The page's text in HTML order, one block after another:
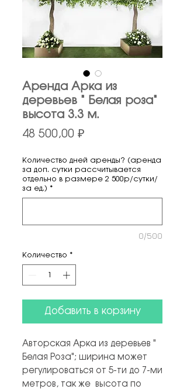
Аренда Арка из
деревьев " Белая роза"
высота 3.3 м.
48 500,00 ₽
Количество дней аренды? (аренда
за доп. сутки рассчитывается
отдельно в размере 2 500р/сутки/
за ед.) *
0/500
Количество *
Добавить в корзину
Авторская Арка из деревьев "
Белая Роза"; ширина может
регулироваться от 5-ти до 7-ми
метров, так же высота по